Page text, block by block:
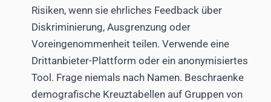
Risiken, wenn sie ehrliches Feedback über
Diskriminierung, Ausgrenzung oder
Voreingenommenheit teilen. Verwende eine
Drittanbieter-Plattform oder ein anonymisiertes
Tool. Frage niemals nach Namen. Beschraenke
demografische Kreuztabellen auf Gruppen von